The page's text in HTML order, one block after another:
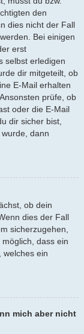
den
dies nicht der Fall
Bei einigen
erst
selbst erledigen
dir mitgeteilt, ob
E-Mail erhalten
prüfe, ob
oder die E-Mail
dir sicher bist,
dann
ob dein
dies der Fall
sicherzugehen,
dass ein
welches ein
mich aber nicht